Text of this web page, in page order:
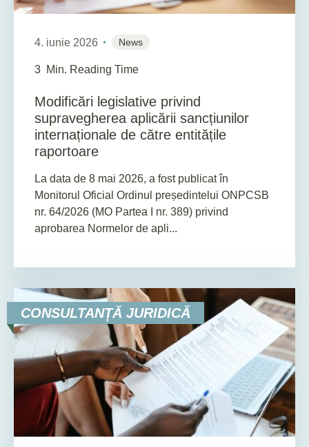
4. iunie 2026 News
3 Min. Reading Time
Modificări legislative privind
supravegherea aplicării sancțiunilor
internaționale de către entitățile
raportoare
La data de 8 mai 2026, a fost publicat în
Monitorul Oficial Ordinul președintelui ONPCSB
nr. 64/2026 (MO Partea I nr. 389) privind
aprobarea Normelor de apli...
CONSULTANȚĂ JURIDICĂ